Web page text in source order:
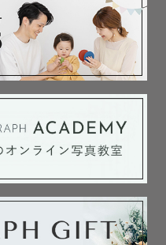
ーンカメラマン
ニューボーンカメラマン
ンフォトプランでは、
中で完了できるよう アー
す
間延長プランにてご対応
ンフォトプランは、ナチ
ます
軽にお尋ねください